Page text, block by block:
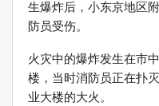
生爆炸后，小东京地区
防员受伤。
火灾中的爆炸发生在市
楼，当时消防员正在扑
业大楼的大火。